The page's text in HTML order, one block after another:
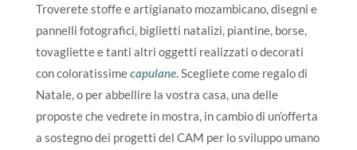
Troverete stoffe e artigianato mozambicano, disegni e
pannelli fotografici, biglietti natalizi, piantine, borse,
tovagliette e tanti altri oggetti realizzati o decorati
con coloratissimecapulane. Scegliete come regalo di
Natale, o per abbellire la vostra casa, una delle
proposte che vedrete in mostra, in cambio di un’offerta
a sostegno dei progetti del CAM per lo sviluppo umano